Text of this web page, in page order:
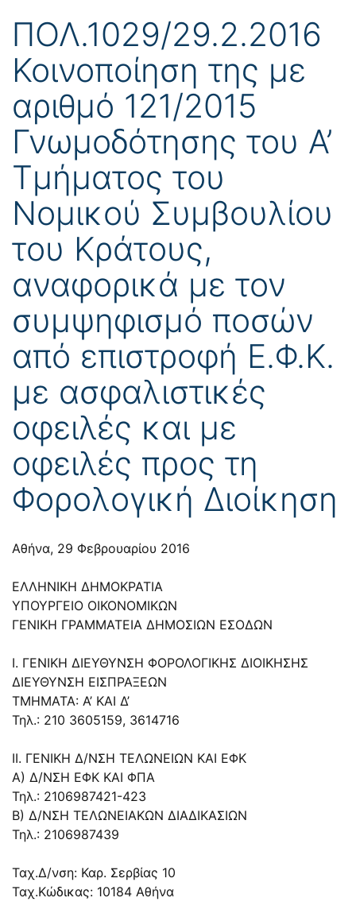
ΠΟΛ.1029/29.2.2016
Κοινοποίηση της με
αριθμό 121/2015
Γνωμοδότησης του Α’
Τμήματος του
Νομικού Συμβουλίου
του Κράτους,
αναφορικά με τον
συμψηφισμό ποσών
από επιστροφή Ε.Φ.Κ.
με ασφαλιστικές
οφειλές και με
οφειλές προς τη
Φορολογική Διοίκηση
Αθήνα, 29 Φεβρουαρίου 2016
ΕΛΛΗΝΙΚΗ ΔΗΜΟΚΡΑΤΙΑ
ΥΠΟΥΡΓΕΙΟ ΟΙΚΟΝΟΜΙΚΩΝ
ΓΕΝΙΚΗ ΓΡΑΜΜΑΤΕΙΑ ΔΗΜΟΣΙΩΝ ΕΣΟΔΩΝ
Ι. ΓΕΝΙΚΗ ΔΙΕΥΘΥΝΣΗ ΦΟΡΟΛΟΓΙΚΗΣ ΔΙΟΙΚΗΣΗΣ
ΔΙΕΥΘΥΝΣΗ ΕΙΣΠΡΑΞΕΩΝ
TMHMATA: Α’ ΚΑΙ Δ’
Τηλ.: 210 3605159, 3614716
ΙΙ. ΓΕΝΙΚΗ Δ/ΝΣΗ ΤΕΛΩΝΕΙΩΝ ΚΑΙ ΕΦΚ
Α) Δ/ΝΣΗ ΕΦΚ ΚΑΙ ΦΠΑ
Τηλ.: 2106987421-423
Β) Δ/ΝΣΗ ΤΕΛΩΝΕΙΑΚΩΝ ΔΙΑΔΙΚΑΣΙΩΝ
Τηλ.: 2106987439
Ταχ.Δ/νση: Καρ. Σερβίας 10
Ταχ.Κώδικας: 10184 Αθήνα